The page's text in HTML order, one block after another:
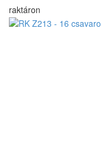
raktáron